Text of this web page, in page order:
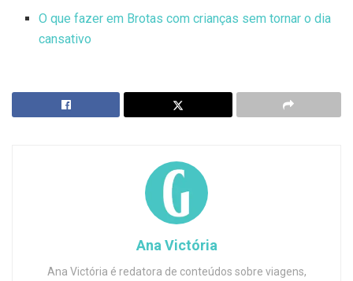
O que fazer em Brotas com crianças sem tornar o dia
cansativo
Ana Victória
Ana Victória é redatora de conteúdos sobre viagens,